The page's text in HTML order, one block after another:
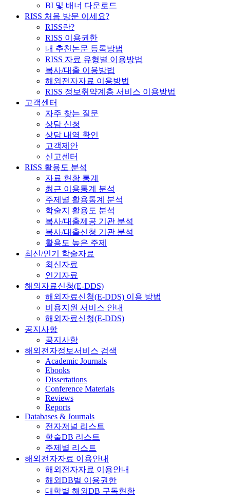
BI 및 배너 다운로드
RISS 처음 방문 이세요?
RISS란?
RISS 이용권한
내 추천논문 등록방법
RISS 자료 유형별 이용방법
복사/대출 이용방법
해외전자자료 이용방법
RISS 정보취약계층 서비스 이용방법
고객센터
자주 찾는 질문
상담 신청
상담 내역 확인
고객제안
신고센터
RISS 활용도 분석
자료 현황 통계
최근 이용통계 분석
주제별 활용통계 분석
학술지 활용도 분석
복사/대출제공 기관 분석
복사/대출신청 기관 분석
활용도 높은 주제
최신/인기 학술자료
최신자료
인기자료
해외자료신청(E-DDS)
해외자료신청(E-DDS) 이용 방법
비용지원 서비스 안내
해외자료신청(E-DDS)
공지사항
공지사항
해외전자정보서비스 검색
Academic Journals
Ebooks
Dissertations
Conference Materials
Reviews
Reports
Databases & Journals
전자저널 리스트
학술DB 리스트
주제별 리스트
해외전자자료 이용안내
해외전자자료 이용안내
해외DB별 이용권한
대학별 해외DB 구독현황